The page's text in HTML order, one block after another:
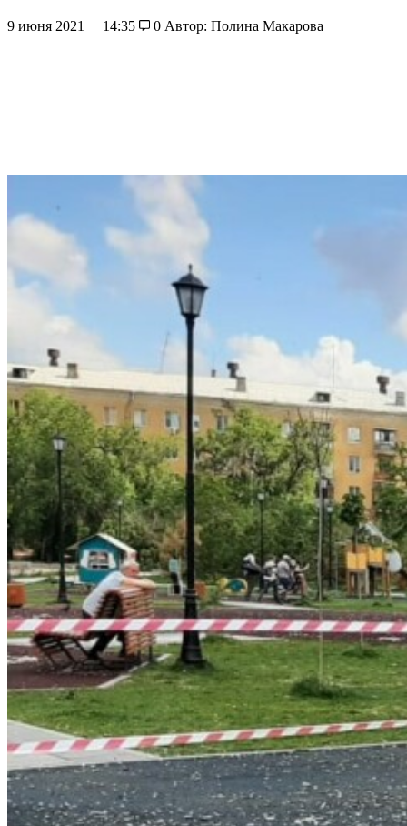
9 июня 2021 14:35 0 Автор: Полина Макарова